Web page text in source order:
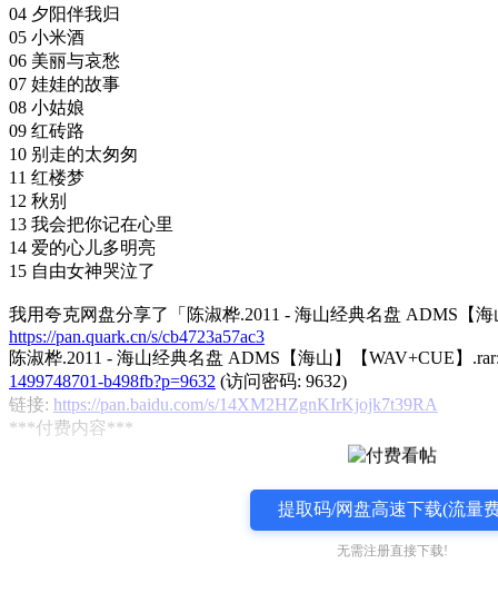
04 夕阳伴我归
05 小米酒
06 美丽与哀愁
07 娃娃的故事
08 小姑娘
09 红砖路
10 别走的太匆匆
11 红楼梦
12 秋别
13 我会把你记在心里
14 爱的心儿多明亮
15 自由女神哭泣了
我用夸克网盘分享了「陈淑桦.2011 - 海山经典名盘 ADMS【
https://pan.quark.cn/s/cb4723a57ac3
陈淑桦.2011 - 海山经典名盘 ADMS【海山】【WAV+CUE】
1499748701-b498fb?p=9632 (访问密码: 9632)
链接: https://pan.baidu.com/s/14XM2HZgnKIrKjojk7t39RA
***付费内容***
提取码/网盘高速下载(流量
无需注册直接下载!